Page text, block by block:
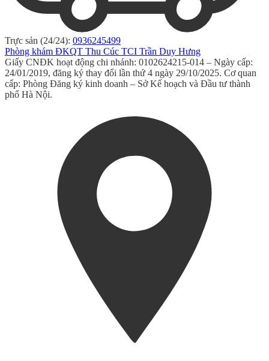
Trực sản (24/24): 0936245499
Phòng khám ĐKQT Thu Cúc TCI Trần Duy Hưng
Giấy CNĐK hoạt động chi nhánh: 0102624215-014 – Ngày cấp:
24/01/2019, đăng ký thay đổi lần thứ 4 ngày 29/10/2025. Cơ quan
cấp: Phòng Đăng ký kinh doanh – Sở Kế hoạch và Đầu tư thành
phố Hà Nội.